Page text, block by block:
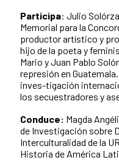
Participa: Julio
Memorial para la
productor artístico y
hijo de la poeta y
Mario y Juan Pablo
represión en
inves-tigación
los secuestradores y
Conduce: Magda
de Investigación sobre
Interculturalidad de la
Historia de América